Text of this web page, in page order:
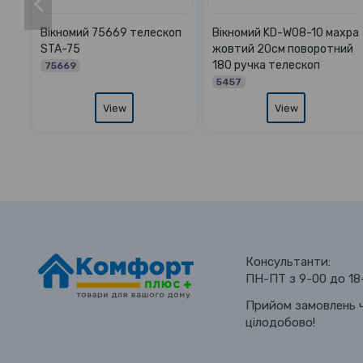
801-WB30-01
хром 2м
Вікномий TP-179 ручка
25см
1613
Консультанти:
ПН-ПТ з 9-00 до
Прийом замовлень
цілодобово!